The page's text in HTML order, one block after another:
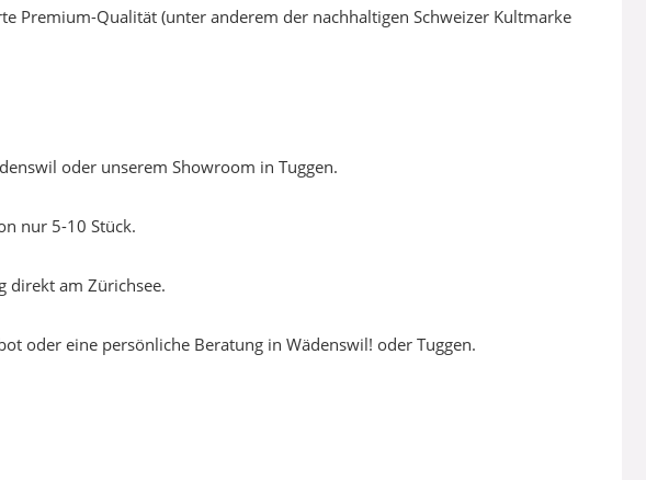
Premium-Qualität (unter anderem der nachhaltigen Schweizer Kultmarke
oder unserem Showroom in Tuggen.
nur 5-10 Stück.
direkt am Zürichsee.
oder eine persönliche Beratung in Wädenswil! oder Tuggen.